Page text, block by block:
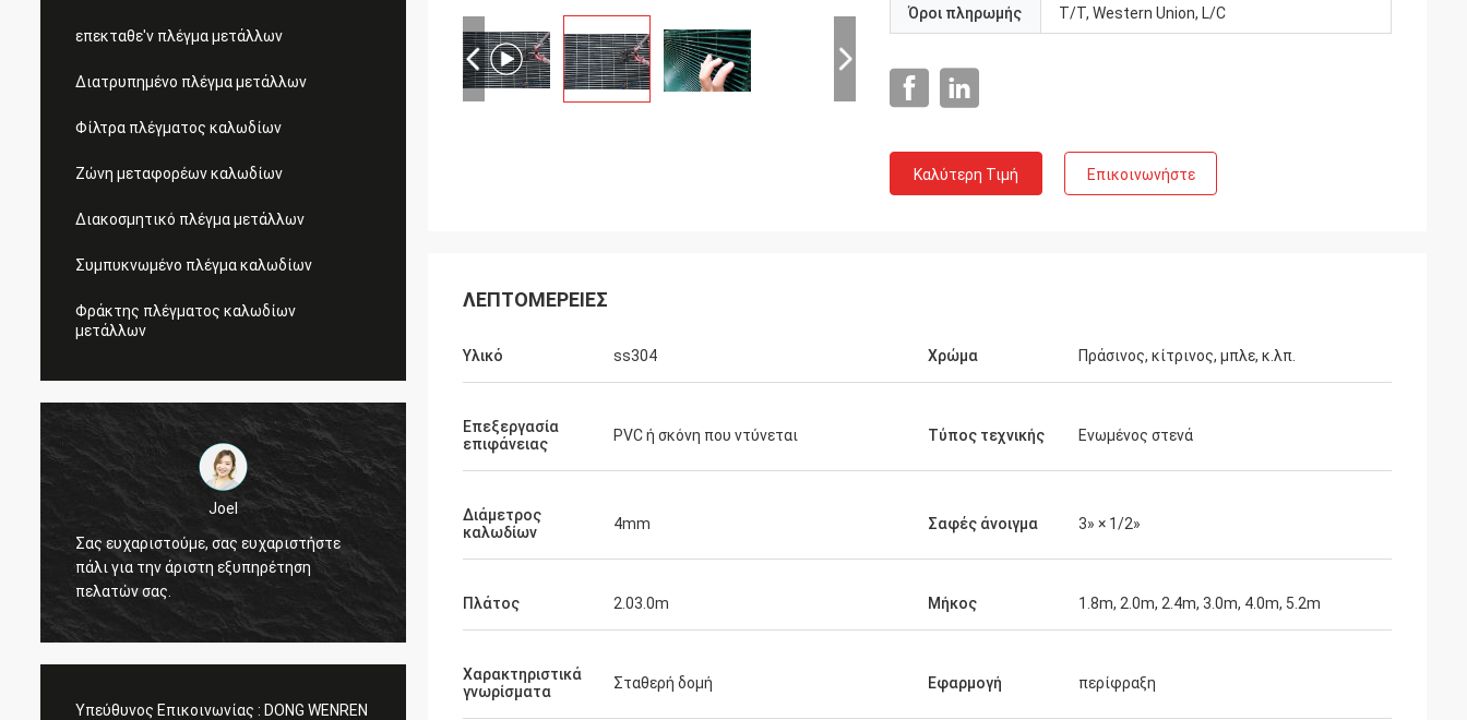
επεκταθε'ν πλέγμα μετάλλων
Διατρυπημένο πλέγμα μετάλλων
Φίλτρα πλέγματος καλωδίων
Ζώνη μεταφορέων καλωδίων
Διακοσμητικό πλέγμα μετάλλων
Συμπυκνωμένο πλέγμα καλωδίων
Φράκτης πλέγματος καλωδίων
μετάλλων
Joel
Σας ευχαριστούμε, σας ευχαριστήστε
πάλι για την άριστη εξυπηρέτηση
πελατών σας.
Υπεύθυνος Επικοινωνίας : DONG WENREN
Όροι πληρωμής T/T, Western Union, L/C
Καλύτερη Τιμή Επικοινωνήστε
ΛΕΠΤΟΜΈΡΕΙΕΣ
Υλικό ss304 Χρώμα Πράσινος, κίτρινος, μπλε, κ.λπ.
Επεξεργασία
επιφάνειας
PVC ή σκόνη που ντύνεται Τύπος τεχνικής Ενωμένος στενά
Διάμετρος
καλωδίων
4mm Σαφές άνοιγμα 3» × 1/2»
Πλάτος 2.03.0m Μήκος 1.8m, 2.0m, 2.4m, 3.0m, 4.0m, 5.2m
Χαρακτηριστικά
γνωρίσματα
Σταθερή δομή Εφαρμογή περίφραξη